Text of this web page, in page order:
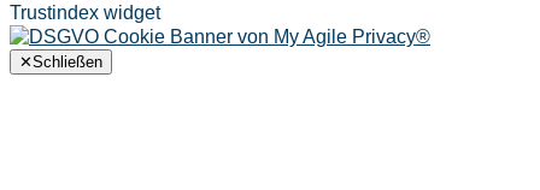
Trustindex widget
✕Schließen